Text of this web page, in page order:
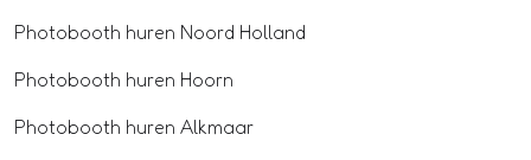
Photobooth huren Noord Holland
Photobooth huren Hoorn
Photobooth huren Alkmaar